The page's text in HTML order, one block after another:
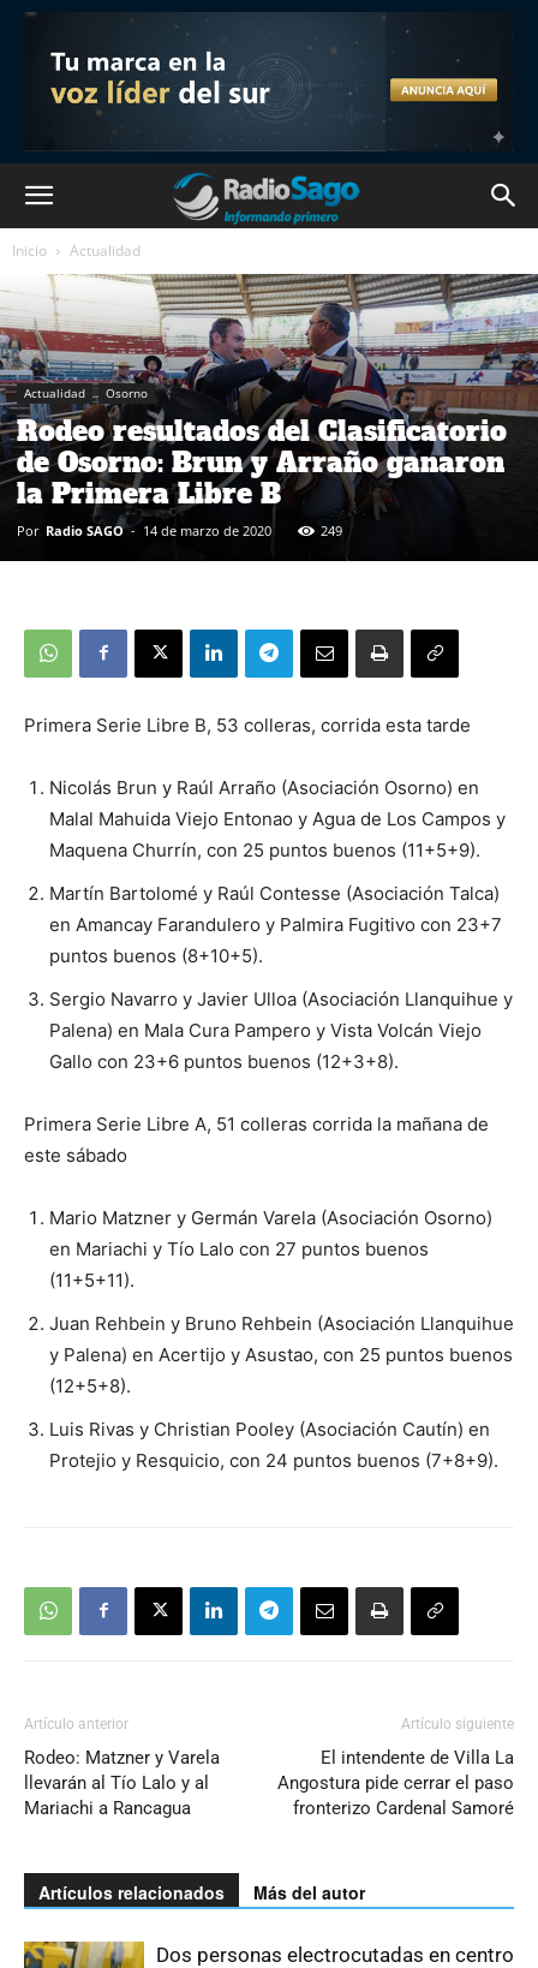
Inicio Actualidad
Actualidad Osorno
Rodeo resultados del Clasificatorio
de Osorno: Brun y Arraño ganaron
la Primera Libre B
Por Radio SAGO - 14 de marzo de 2020 249
Primera Serie Libre B, 53 colleras, corrida esta tarde
Nicolás Brun y Raúl Arraño (Asociación Osorno) en
Malal Mahuida Viejo Entonao y Agua de Los Campos y
Maquena Churrín, con 25 puntos buenos (11+5+9).
Martín Bartolomé y Raúl Contesse (Asociación Talca)
en Amancay Farandulero y Palmira Fugitivo con 23+7
puntos buenos (8+10+5).
Sergio Navarro y Javier Ulloa (Asociación Llanquihue y
Palena) en Mala Cura Pampero y Vista Volcán Viejo
Gallo con 23+6 puntos buenos (12+3+8).
Primera Serie Libre A, 51 colleras corrida la mañana de
este sábado
Mario Matzner y Germán Varela (Asociación Osorno)
en Mariachi y Tío Lalo con 27 puntos buenos
(11+5+11).
Juan Rehbein y Bruno Rehbein (Asociación Llanquihue
y Palena) en Acertijo y Asustao, con 25 puntos buenos
(12+5+8).
Luis Rivas y Christian Pooley (Asociación Cautín) en
Protejio y Resquicio, con 24 puntos buenos (7+8+9).
Artículo anterior
Rodeo: Matzner y Varela
llevarán al Tío Lalo y al
Mariachi a Rancagua
Artículo siguiente
El intendente de Villa La
Angostura pide cerrar el paso
fronterizo Cardenal Samoré
Artículos relacionados Más del autor
Dos personas electrocutadas en centro